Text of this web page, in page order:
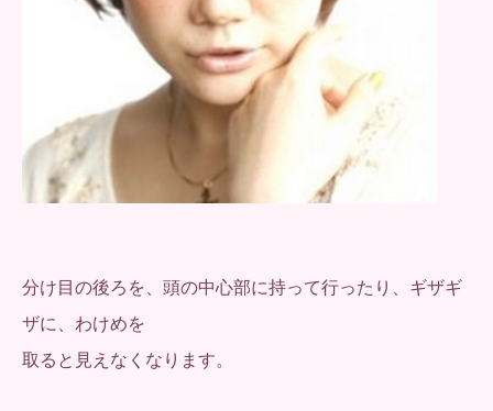
分け目の後ろを、頭の中心部に持って行ったり、ギザギ
ザに、わけめを
取ると見えなくなります。